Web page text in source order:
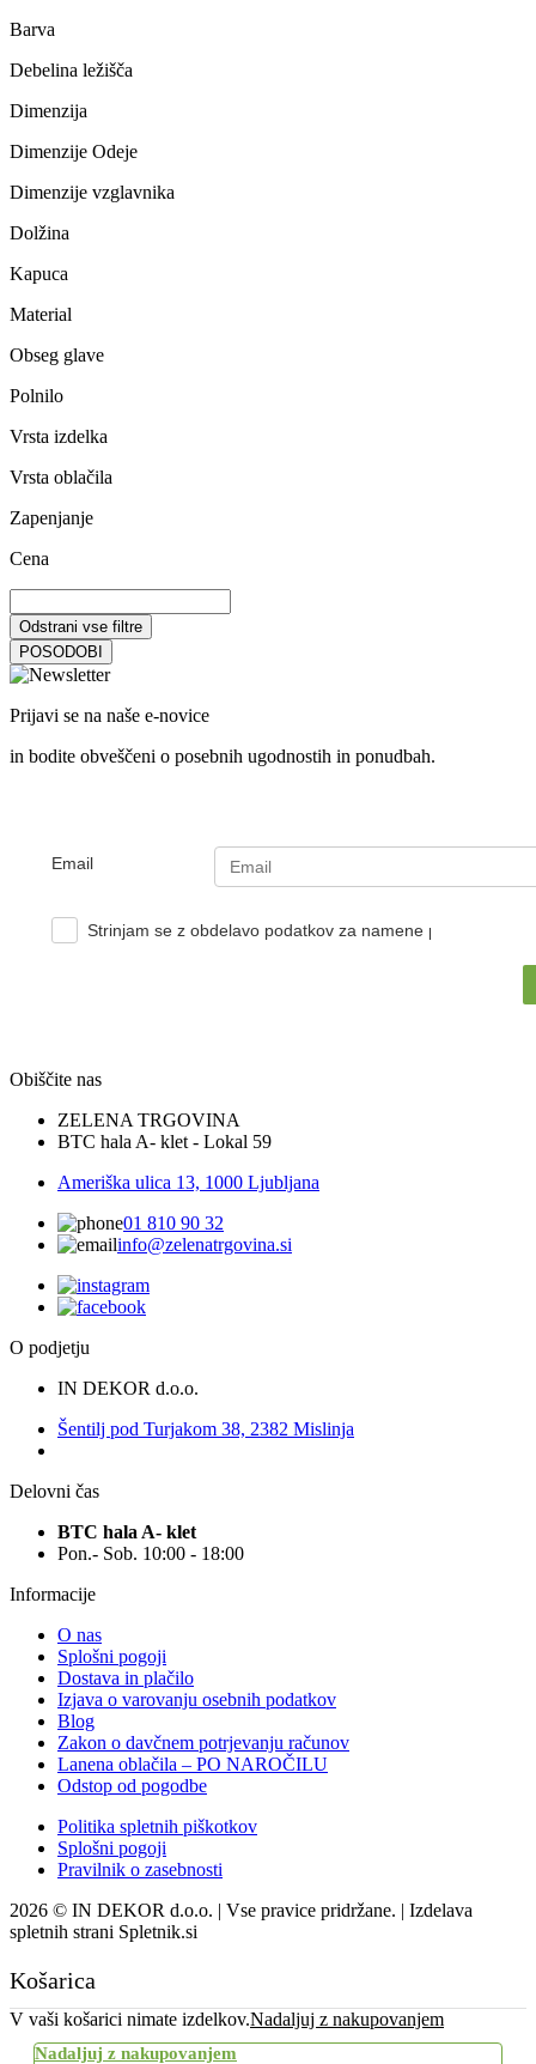
Barva
Debelina ležišča
Dimenzija
Dimenzije Odeje
Dimenzije vzglavnika
Dolžina
Kapuca
Material
Obseg glave
Polnilo
Vrsta izdelka
Vrsta oblačila
Zapenjanje
Cena
Odstrani vse filtre
POSODOBI
Prijavi se na naše e-novice
in bodite obveščeni o posebnih ugodnostih in ponudbah.
Email
Strinjam se z obdelavo podatkov za namene pošiljanja e-
Obiščite nas
ZELENA TRGOVINA
BTC hala A- klet - Lokal 59
Ameriška ulica 13, 1000 Ljubljana
01 810 90 32
info@zelenatrgovina.si
O podjetju
IN DEKOR d.o.o.
Šentilj pod Turjakom 38, 2382 Mislinja
Delovni čas
BTC hala A- klet
Pon.- Sob. 10:00 - 18:00
Informacije
O nas
Splošni pogoji
Dostava in plačilo
Izjava o varovanju osebnih podatkov
Blog
Zakon o davčnem potrjevanju računov
Lanena oblačila – PO NAROČILU
Odstop od pogodbe
Politika spletnih piškotkov
Splošni pogoji
Pravilnik o zasebnosti
2026 © IN DEKOR d.o.o. | Vse pravice pridržane. | Izdelava
spletnih strani Spletnik.si
Košarica
V vaši košarici nimate izdelkov.Nadaljuj z nakupovanjem
Nadaljuj z nakupovanjem